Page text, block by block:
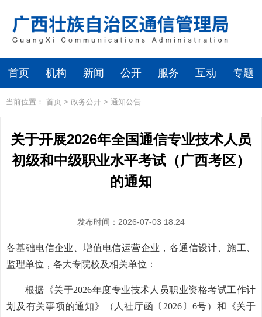
首页 机构 新闻 公开 服务 互动 专题
当前位置： 首页 > 政务公开 > 通知公告
关于开展2026年全国通信专业技术人员
初级和中级职业水平考试（广西考区）
的通知
发布时间：2026-07-03 18:24
各基础电信企业、增值电信运营企业，各通信设计、施工、
监理单位，各大专院校及相关单位：
根据《关于2026年度专业技术人员职业资格考试工作计
划及有关事项的通知》（人社厅函〔2026〕6号）和《关于